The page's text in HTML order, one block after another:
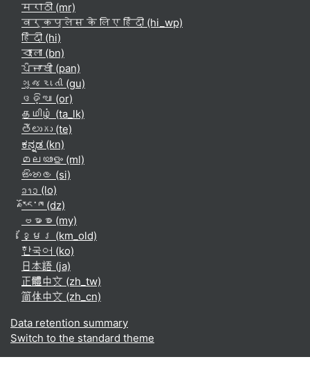
मराठी ‎(mr)‎
वर्कप्लेस के लिए हिंदी ‎(hi_wp)‎
हिंदी ‎(hi)‎
বাংলা ‎(bn)‎
ਪੰਜਾਬੀ ‎(pan)‎
ગુજરાતી ‎(gu)‎
ଓଡ଼ିଆ ‎(or)‎
தமிழ் ‎(ta_lk)‎
తెలుగు ‎(te)‎
ಕನ್ನಡ ‎(kn)‎
മലയാളം ‎(ml)‎
සිංහල ‎(si)‎
ລາວ ‎(lo)‎
རྫོང་ཁ ‎(dz)‎
ဗမာစာ ‎(my)‎
ខ្មែរ ‎(km_old)‎
한국어 ‎(ko)‎
日本語 ‎(ja)‎
正體中文 ‎(zh_tw)‎
简体中文 ‎(zh_cn)‎
Data retention summary
Switch to the standard theme